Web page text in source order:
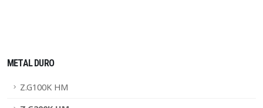
METAL DURO
Z.G100K HM